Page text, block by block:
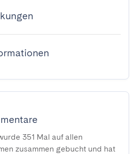
351 Mal auf allen
zusammen gebucht und hat